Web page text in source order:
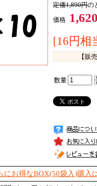
定価1,890円の
価格
[16円相
【販
数量
お得なBOX(50袋入)購入